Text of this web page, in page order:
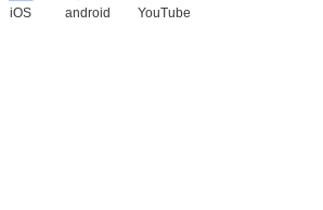
iOS android YouTube